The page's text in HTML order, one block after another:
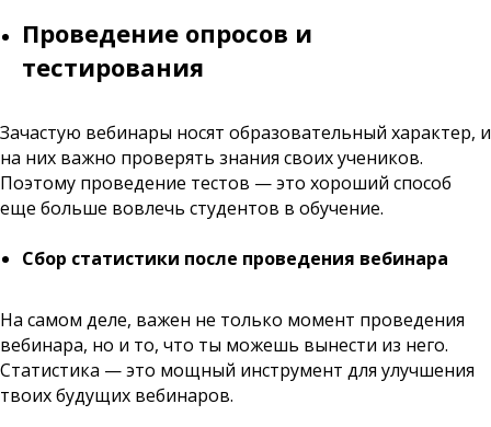
Проведение опросов и
тестирования
Зачастую вебинары носят образовательный характер, и
на них важно проверять знания своих учеников.
Поэтому проведение тестов — это хороший способ
еще больше вовлечь студентов в обучение.
Сбор статистики после проведения вебинара
На самом деле, важен не только момент проведения
вебинара, но и то, что ты можешь вынести из него.
Статистика — это мощный инструмент для улучшения
твоих будущих вебинаров.